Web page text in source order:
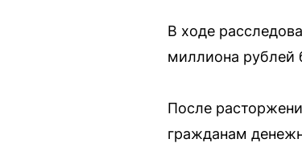
В ходе
миллиона рублей
После
гражданам